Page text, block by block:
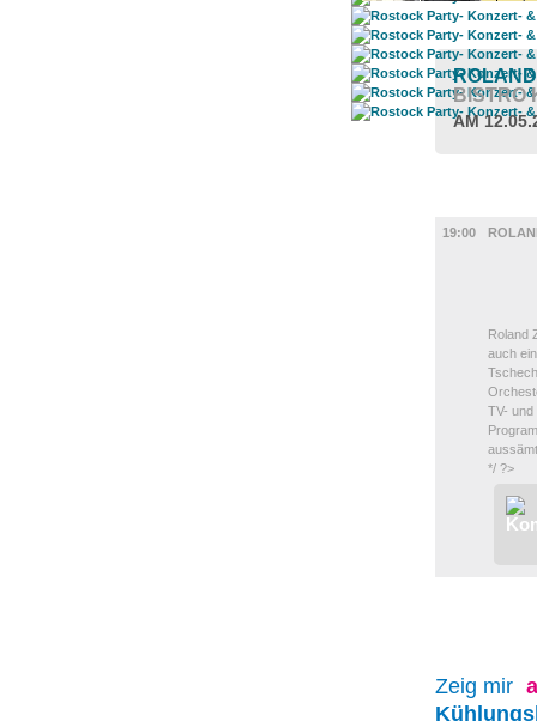
BISTRO
AM
19:00
Roland
auch
TV- und
*/ ?>
Zeig mir